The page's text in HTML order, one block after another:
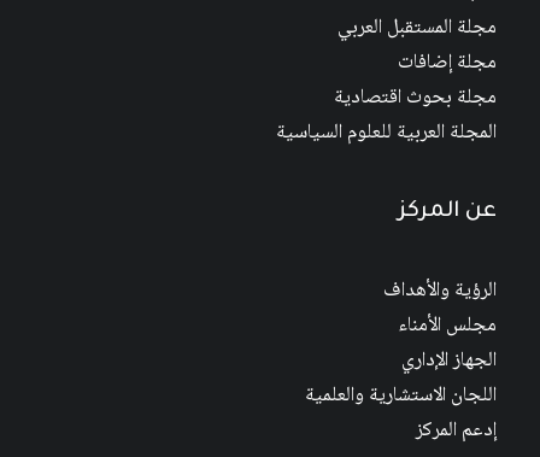
مجلة المستقبل العربي
مجلة إضافات
مجلة بحوث اقتصادية
المجلة العربية للعلوم السياسية
عن المركز
الرؤية والأهداف
مجلس الأمناء
الجهاز الإداري
اللجان الاستشارية والعلمية
إدعم المركز